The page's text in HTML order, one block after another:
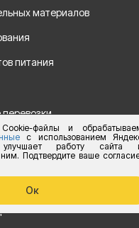
файлы и
с использованием
работу сайта
Подтвердите ваше
Ок
материалов
питания
продукции